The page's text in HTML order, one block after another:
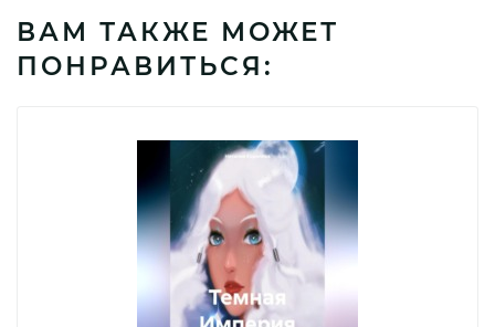
ВАМ ТАКЖЕ МОЖЕТ
ПОНРАВИТЬСЯ: